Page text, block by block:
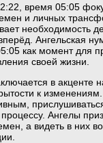
время 05:05
и личных
необходимость
Ангельская
как момент для
своей жизни.
в акценте
к
Ангелы
а видеть в них